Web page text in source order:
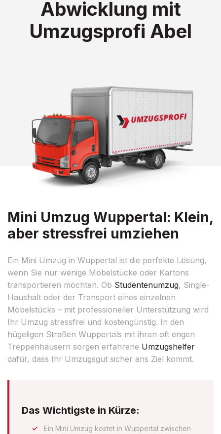
Abwicklung mit
Umzugsprofi Abel
Mini Umzug Wuppertal: Klein,
aber stressfrei umziehen
Ein Mini Umzug in Wuppertal ist die perfekte Lösung,
wenn Sie nur wenige Möbelstücke oder Kartons
transportieren möchten. Ob Studentenumzug, Single-
Haushalt oder der Transport eines einzelnen
Möbelstücks – mit professioneller Unterstützung wird
Ihr Umzug stressfrei und kostengünstig. In den
hügeligen Straßen Wuppertals mit ihren oft engen
Treppenhäusern sorgen erfahrene Umzugshelfer
dafür, dass Ihr Umzugsgut sicher ans Ziel kommt.
Das Wichtigste in Kürze:
Ein Mini Umzug kostet in Wuppertal zwischen